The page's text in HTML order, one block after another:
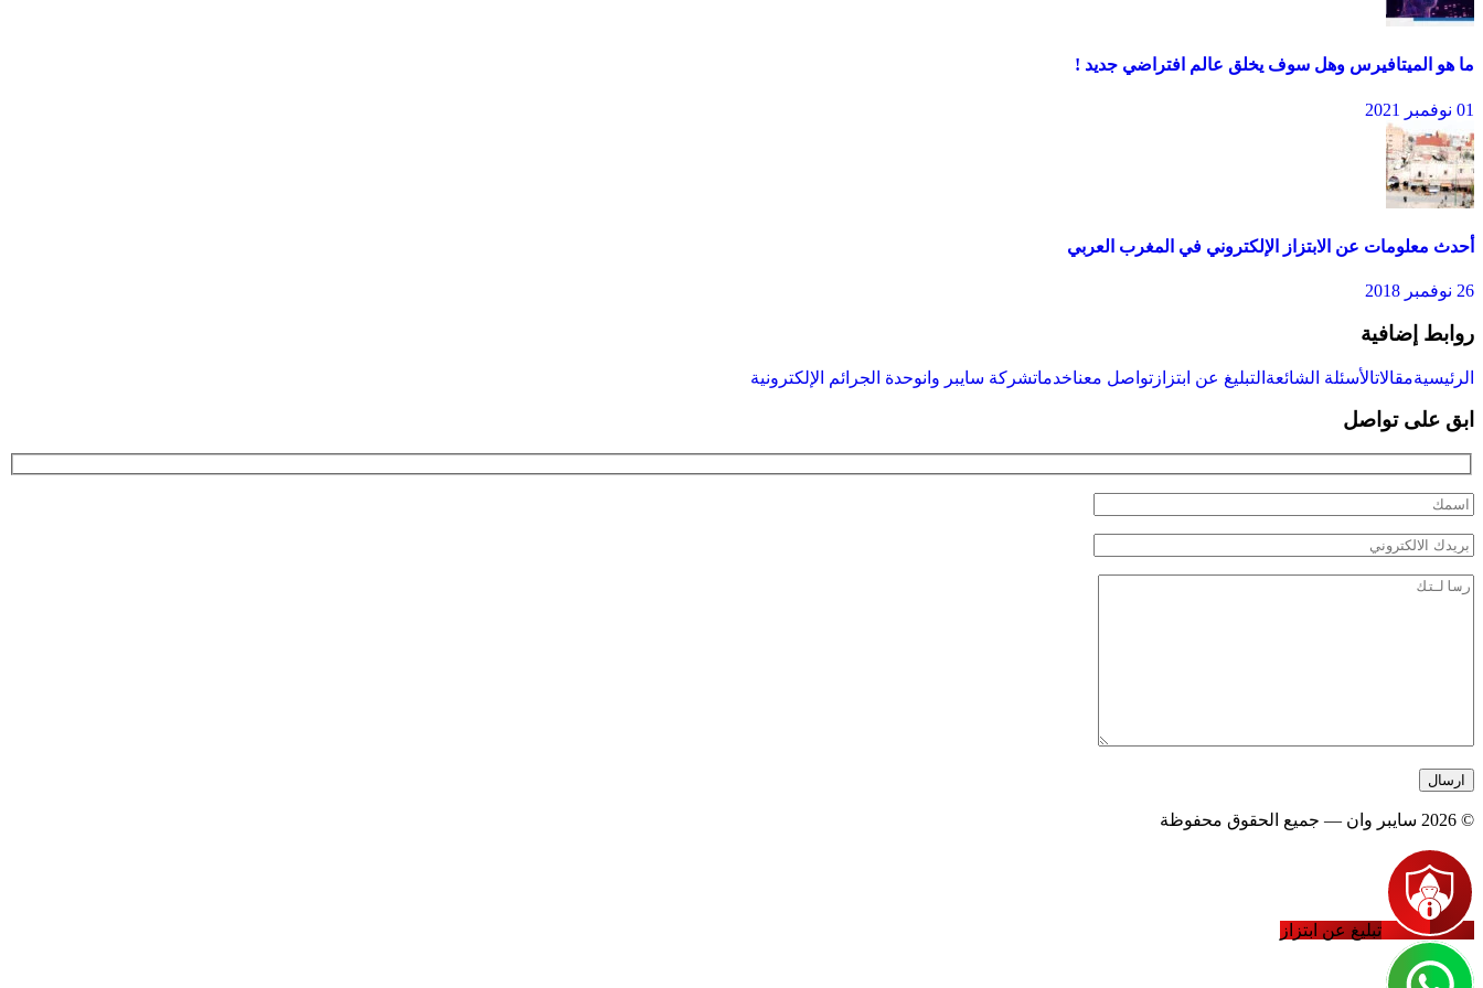
ما هو الميتافيرس وهل سوف يخلق عالم افتراضي جديد !
01 نوفمبر 2021
أحدث معلومات عن الابتزاز الإلكتروني في المغرب العربي
26 نوفمبر 2018
روابط إضافية
الرئيسيةمقالاتالأسئلة الشائعة التبليغ عن ابتزاز تواصل معناخدماتشركة سايبر وانوحدة الجرائم الإلكترونية
ابق على تواصل
© 2026 سايبر وان — جميع الحقوق محفوظة
تبليغ عن ابتزاز